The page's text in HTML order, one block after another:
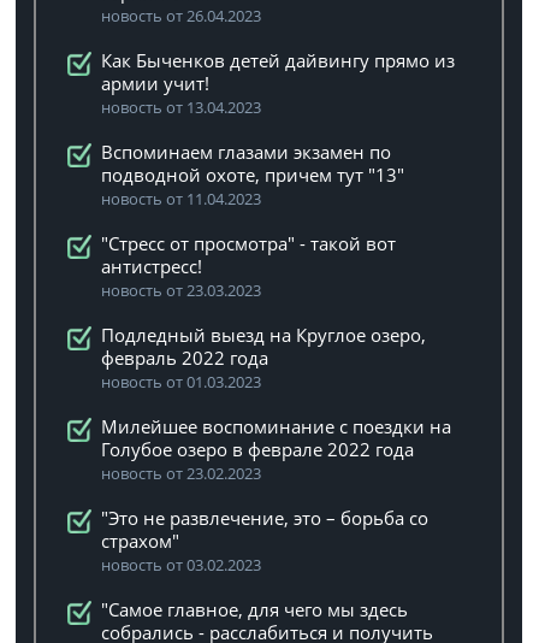
новость от 26.04.2023
Как Быченков детей дайвингу прямо из
армии учит!
новость от 13.04.2023
Вспоминаем глазами экзамен по
подводной охоте, причем тут "13"
новость от 11.04.2023
"Стресс от просмотра" - такой вот
антистресс!
новость от 23.03.2023
Подледный выезд на Круглое озеро,
февраль 2022 года
новость от 01.03.2023
Милейшее воспоминание с поездки на
Голубое озеро в феврале 2022 года
новость от 23.02.2023
"Это не развлечение, это – борьба со
страхом"
новость от 03.02.2023
"Самое главное, для чего мы здесь
собрались - расслабиться и получить